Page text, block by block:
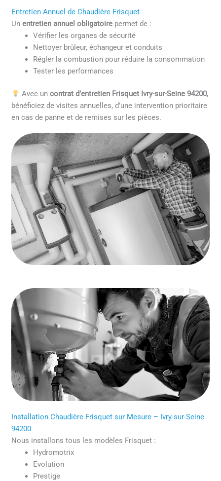
Entretien Annuel de Chaudière Frisquet
Unentretien annuel obligatoire permet de :
Vérifier les organes de sécurité
Nettoyer brûleur, échangeur et conduits
Régler la combustion pour réduire la consommation
Tester les performances
Avec un contrat d’entretien Frisquet Ivry-sur-Seine 94200,
bénéficiez de visites annuelles, d’une intervention prioritaire
en cas de panne et de remises sur les pièces.
Installation Chaudière Frisquet sur Mesure – Ivry-sur-Seine
94200
Nous installons tous les modèles Frisquet :
Hydromotrix
Evolution
Prestige